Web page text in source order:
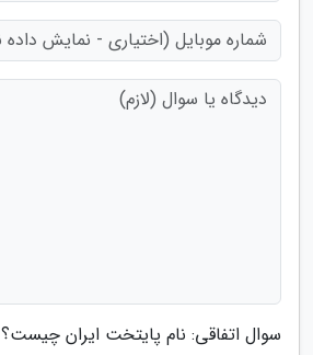
سوال اتفاقی: نام پایتخت ایران چیست؟